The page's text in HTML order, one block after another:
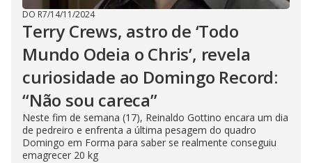
DO R7/14/11/2024
Terry Crews, astro de ‘Todo
Mundo Odeia o Chris’, revela
curiosidade ao Domingo Record:
“Não sou careca”
Neste fim de semana (17), Reinaldo Gottino encara um dia
de pedreiro e enfrenta a última pesagem do quadro
Domingo em Forma para saber se realmente conseguiu
emagrecer 20 kg